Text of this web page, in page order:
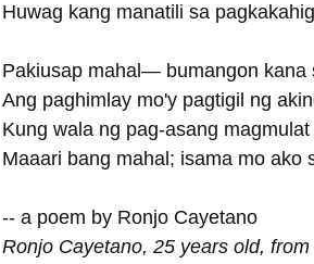
Huwag kang manatili sa
Pakiusap mahal— bumangon kana
Ang paghimlay mo'y pagtigil ng
Kung wala ng pag-asang magmulat
Maaari bang mahal; isama mo ako
-- a poem by Ronjo Cayetano
Ronjo Cayetano, 25 years old,